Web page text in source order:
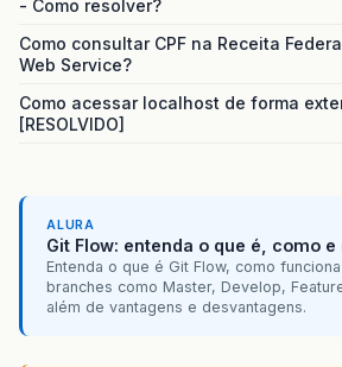
- Como resolver?
Como consultar CPF na Receita
Web Service?
Como acessar localhost de forma
[RESOLVIDO]
ALURA
Git Flow: entenda o que é, como
Entenda o que é Git Flow, como
branches como Master, Develop,
além de vantagens e desvantagens.